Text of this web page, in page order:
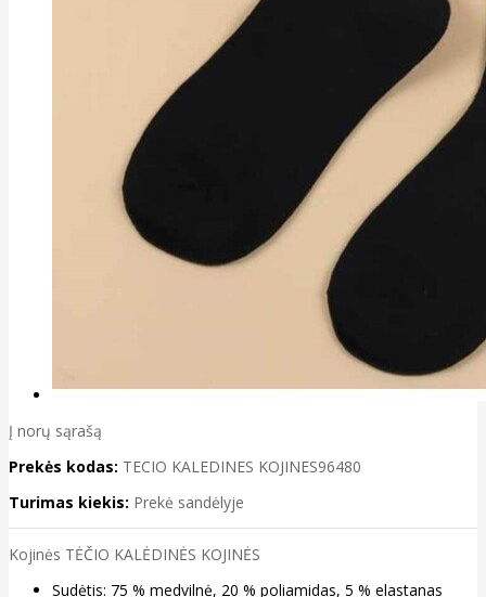
Į norų sąrašą
Prekės kodas: TECIO KALEDINES KOJINES96480
Turimas kiekis: Prekė sandėlyje
Kojinės TĖČIO KALĖDINĖS KOJINĖS
Sudėtis: 75 % medvilnė, 20 % poliamidas, 5 % elastanas